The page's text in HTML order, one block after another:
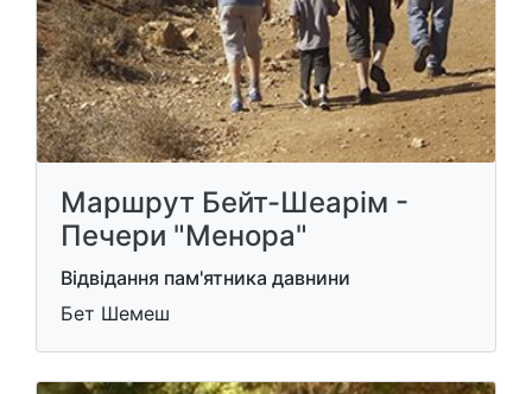
Маршрут Бейт-Шеарім -
Печери "Менора"
Відвідання пам'ятника давнини
Бет Шемеш